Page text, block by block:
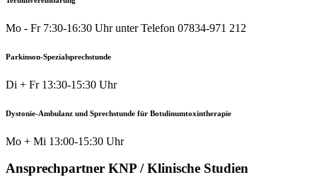
Mo - Fr 7:30-16:30 Uhr unter Telefon 07834-971 212
Parkinson-Spezialsprechstunde
Di + Fr 13:30-15:30 Uhr
Dystonie-Ambulanz und Sprechstunde für Botulinumtoxintherapie
Mo + Mi 13:00-15:30 Uhr
Ansprechpartner KNP / Klinische Studien